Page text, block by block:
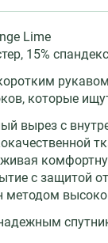
Lime
15% спандекс
которые
вырез с
с защитой
методом